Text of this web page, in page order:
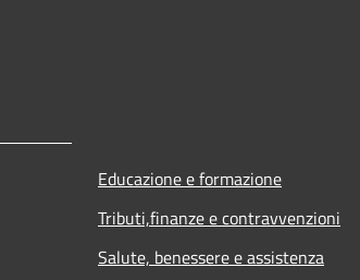
Educazione e formazione
Tributi,finanze e contravvenzioni
Salute, benessere e assistenza